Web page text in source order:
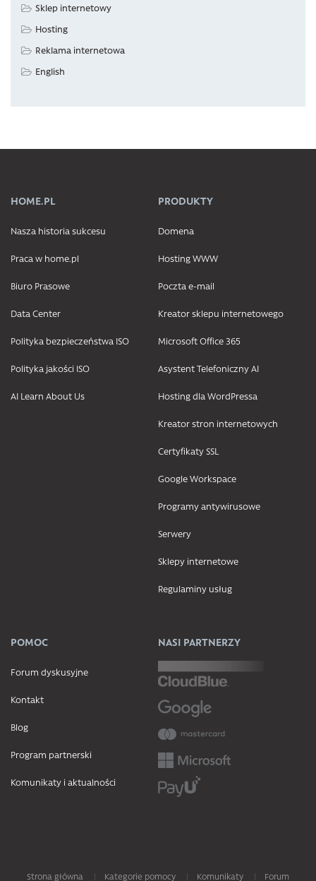
Sklep internetowy
Hosting
Reklama internetowa
English
HOME.PL
Nasza historia sukcesu
Praca w home.pl
Biuro Prasowe
Data Center
Polityka bezpieczeństwa ISO
Polityka jakości ISO
AI Learn About Us
PRODUKTY
Domena
Hosting WWW
Poczta e-mail
Kreator sklepu internetowego
Microsoft Office 365
Asystent Telefoniczny AI
Hosting dla WordPressa
Kreator stron internetowych
Certyfikaty SSL
Google Workspace
Programy antywirusowe
Serwery
Sklepy internetowe
Regulaminy usług
POMOC
Forum dyskusyjne
Kontakt
Blog
Program partnerski
Komunikaty i aktualności
NASI PARTNERZY
Strona główna Kategorie pomocy Komunikaty Forum